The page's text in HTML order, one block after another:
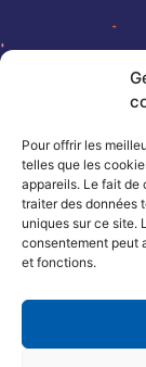
Pour offrir les
telles que les
appareils. Le fait de
traiter des données
uniques sur ce site.
consentement peut
et fonctions.13, rue
03 83